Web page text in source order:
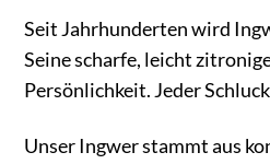
Seit Jahrhunderten wird
Seine scharfe, leicht
Persönlichkeit. Jeder
Unser Ingwer stammt aus